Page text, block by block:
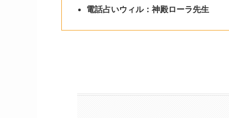
電話占いウィル：神殿ローラ先生